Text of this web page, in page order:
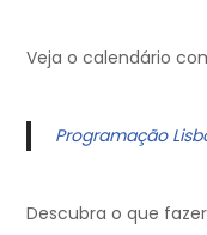
Veja o calendário
Programação
Descubra o que